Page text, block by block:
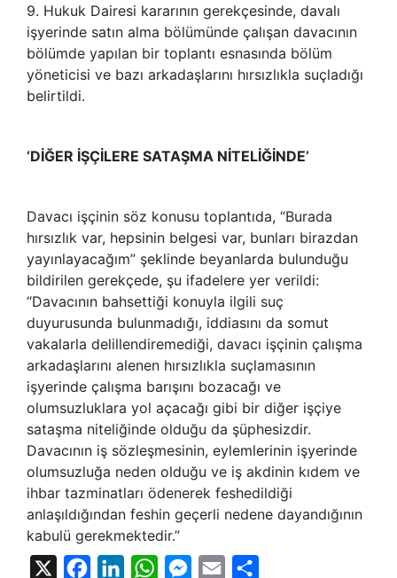
9. Hukuk Dairesi kararının gerekçesinde, davalı
işyerinde satın alma bölümünde çalışan davacının
bölümde yapılan bir toplantı esnasında bölüm
yöneticisi ve bazı arkadaşlarını hırsızlıkla suçladığı
belirtildi.
‘DİĞER İŞÇİLERE SATAŞMA NİTELİĞİNDE’
Davacı işçinin söz konusu toplantıda, “Burada
hırsızlık var, hepsinin belgesi var, bunları birazdan
yayınlayacağım” şeklinde beyanlarda bulunduğu
bildirilen gerekçede, şu ifadelere yer verildi:
“Davacının bahsettiği konuyla ilgili suç
duyurusunda bulunmadığı, iddiasını da somut
vakalarla delillendiremediği, davacı işçinin çalışma
arkadaşlarını alenen hırsızlıkla suçlamasının
işyerinde çalışma barışını bozacağı ve
olumsuzluklara yol açacağı gibi bir diğer işçiye
sataşma niteliğinde olduğu da şüphesizdir.
Davacının iş sözleşmesinin, eylemlerinin işyerinde
olumsuzluğa neden olduğu ve iş akdinin kıdem ve
ihbar tazminatları ödenerek feshedildiği
anlaşıldığından feshin geçerli nedene dayandığının
kabulü gerekmektedir.”
FacebookLinkedInWhatsAppMessenger
Email